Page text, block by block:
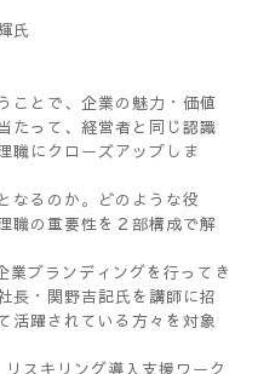
氏
ことで、企業の魅力・価値
たって、経営者と同じ認識
職にクローズアップしま
なるのか。どのような役
職の重要性を２部構成で解
業ブランディングを行ってき
長・関野吉記氏を講師に招
活躍されている方々を対象
スキリング導入支援ワーク